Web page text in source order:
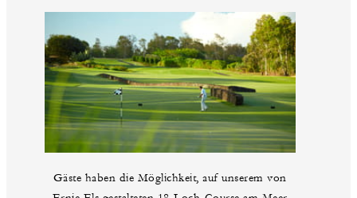
Verfügbarkeit (Reservierung im Voraus
erforderlich; nicht übertragbar und nicht
gegen andere Leistungen einlösbar)
Gäste haben die Möglichkeit, auf unserem von